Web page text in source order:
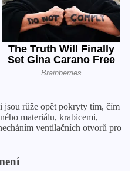
jsou růže opět pokryty tím, čím
materiálu, krabicemi,
ventilačních otvorů pro